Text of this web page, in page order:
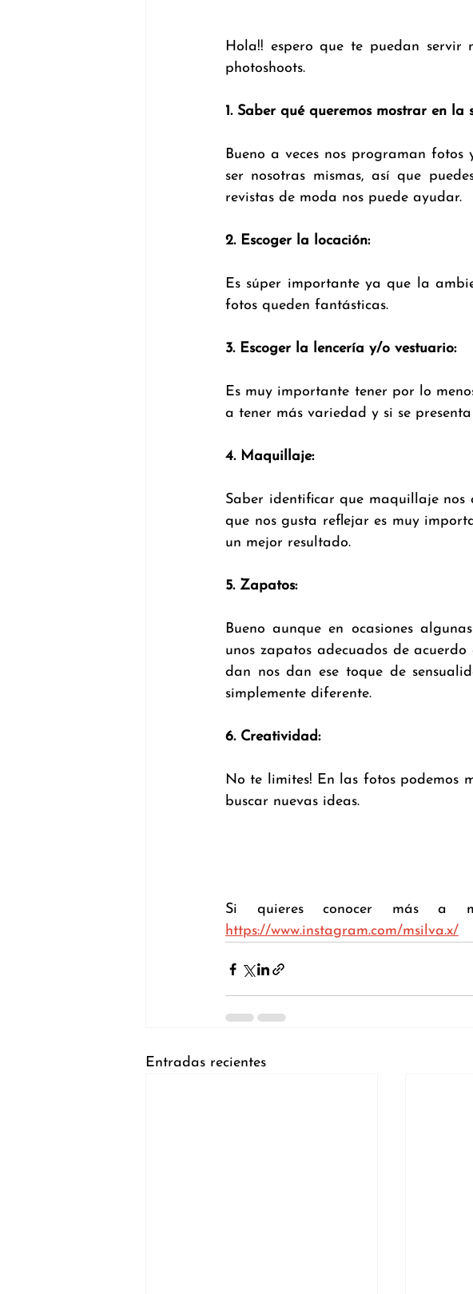
Hola!! espero que te puedan servir
photoshoots.
1. Saber qué queremos mostrar en la
Bueno a veces nos programan
ser nosotras mismas, así que
revistas de moda nos puede ayudar.
2. Escoger la locación:
Es súper importante ya que la
fotos queden fantásticas.
3. Escoger la lencería y/o vestuario:
Es muy importante tener por lo
a tener más variedad y si se
4. Maquillaje:
Saber identificar que maquillaje
que nos gusta reflejar es muy
un mejor resultado.
5. Zapatos:
Bueno aunque en ocasiones
unos zapatos adecuados de
dan nos dan ese toque de
simplemente diferente.
6. Creatividad:
No te limites! En las fotos podemos
buscar nuevas ideas.
https://www.instagram.com/msilva.x/
Entradas recientes